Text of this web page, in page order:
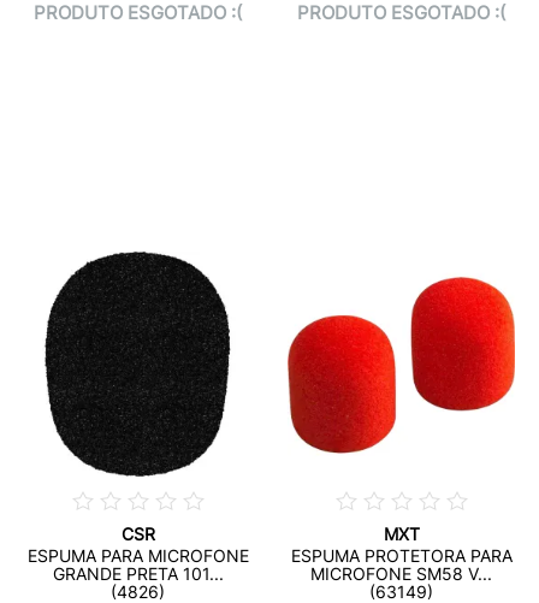
PRODUTO ESGOTADO :( PRODUTO ESGOTADO :(
CSR
ESPUMA PARA MICROFONE
GRANDE PRETA 101...
(4826)
MXT
ESPUMA PROTETORA PARA
MICROFONE SM58 V...
(63149)